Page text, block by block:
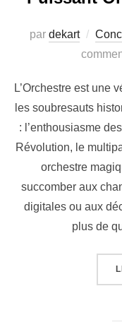
par dekart
L’Orchestre est une
les soubresauts
: l’enthousiasme
Révolution, le
orchestre
succomber aux
digitales ou aux
plus de